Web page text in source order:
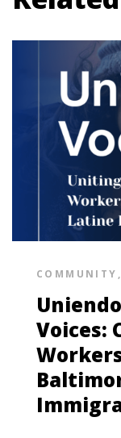
COMMUNITY ,
Voices: